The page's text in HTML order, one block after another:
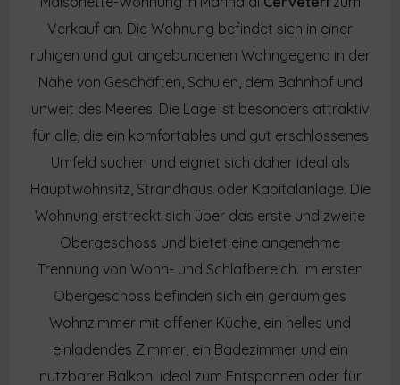
Verkauf an. Die Wohnung befindet sich in einer
ruhigen und gut angebundenen Wohngegend in der
Nähe von Geschäften, Schulen, dem Bahnhof und
unweit des Meeres. Die Lage ist besonders attraktiv
für alle, die ein komfortables und gut erschlossenes
Umfeld suchen und eignet sich daher ideal als
Hauptwohnsitz, Strandhaus oder Kapitalanlage. Die
Wohnung erstreckt sich über das erste und zweite
Obergeschoss und bietet eine angenehme
Trennung von Wohn- und Schlafbereich. Im ersten
Obergeschoss befinden sich ein geräumiges
Wohnzimmer mit offener Küche, ein helles und
einladendes Zimmer, ein Badezimmer und ein
nutzbarer Balkon  ideal zum Entspannen oder für